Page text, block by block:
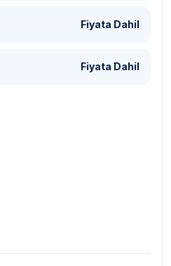
Fiyata Dahil
Fiyata Dahil